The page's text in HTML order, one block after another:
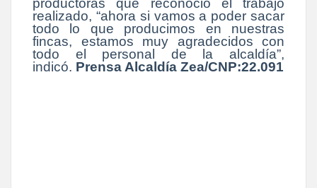
productoras que reconoció el trabajo
realizado, “ahora si vamos a poder sacar
todo lo que producimos en nuestras
fincas, estamos muy agradecidos con
todo el personal de la alcaldía”,
indicó. Prensa Alcaldía Zea/CNP:22.091